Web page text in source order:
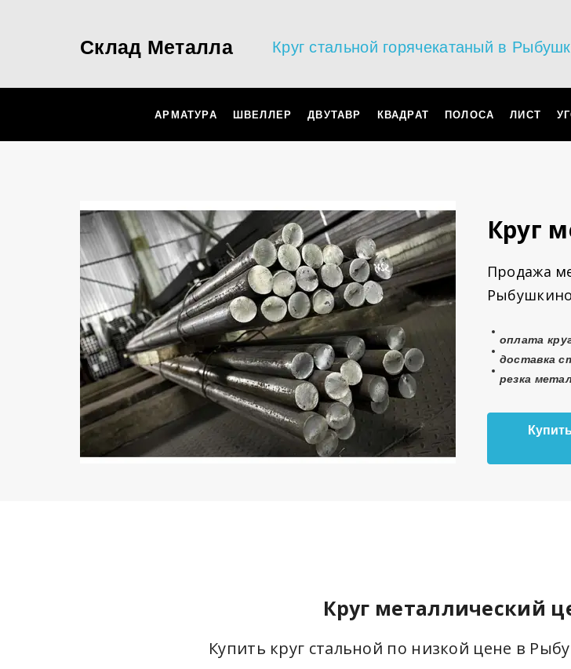
Склад Металла Круг стальной горячекатаный в
АРМАТУРА ШВЕЛЛЕР ДВУТАВР КВАДРАТ ПОЛОСА ЛИСТ
Круг
Продажа
оплата
доставка
резка
Круг металлический
Купить круг стальной по низкой цене в